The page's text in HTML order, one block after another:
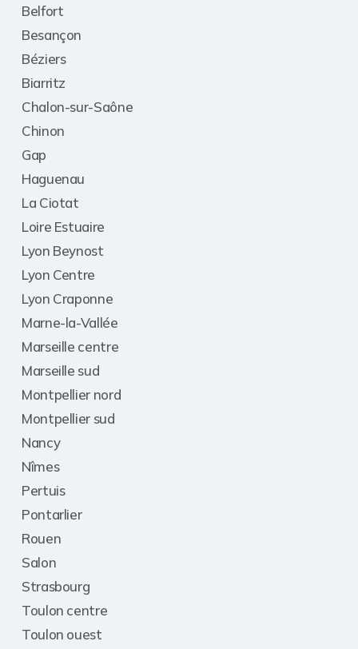
Belfort
Besançon
Béziers
Biarritz
Chalon-sur-Saône
Chinon
Gap
Haguenau
La Ciotat
Loire Estuaire
Lyon Beynost
Lyon Centre
Lyon Craponne
Marne-la-Vallée
Marseille centre
Marseille sud
Montpellier nord
Montpellier sud
Nancy
Nîmes
Pertuis
Pontarlier
Rouen
Salon
Strasbourg
Toulon centre
Toulon ouest